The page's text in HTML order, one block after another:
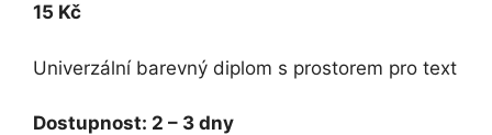
15 Kč
Univerzální barevný diplom s prostorem pro text
Dostupnost: 2 – 3 dny